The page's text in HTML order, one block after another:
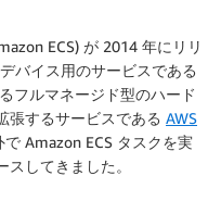
ECS) が 2014 年にリリ
バイス用のサービスである
フルマネージド型のハード
張するサービスである AWS
Amazon ECS タスクを実
してきました。